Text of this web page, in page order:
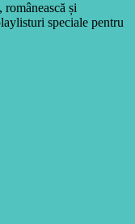
românească și
speciale pentru